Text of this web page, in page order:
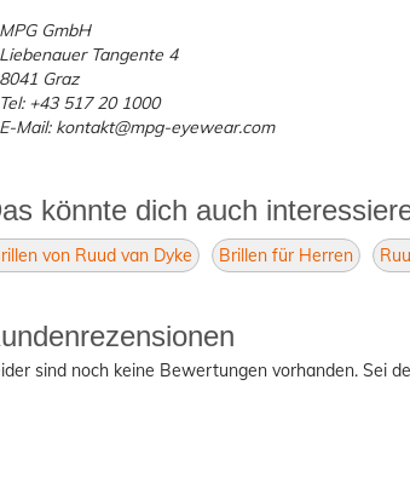
MPG GmbH
Liebenauer Tangente 4
8041 Graz
Tel: +43 517 20 1000
E-Mail: kontakt@mpg-eyewear.com
könnte dich auch
von Ruud van Dyke Brillen für Herren
sind noch keine Bewertungen vorhanden. Sei